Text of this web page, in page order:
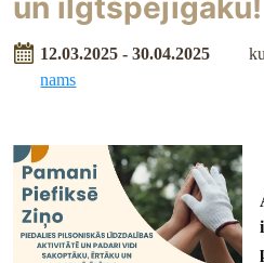
un ilgtspējīgāku!
12.03.2025 - 30.04.2025
nams